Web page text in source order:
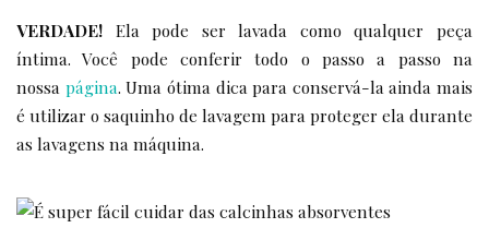
VERDADE! Ela pode ser lavada como qualquer peça
íntima. Você pode conferir todo o passo a passo na
nossa página. Uma ótima dica para conservá-la ainda mais
é utilizar o saquinho de lavagem para proteger ela durante
as lavagens na máquina.